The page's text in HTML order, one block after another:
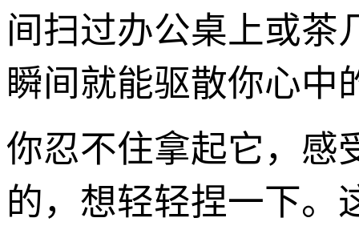
间扫过办公桌上或茶
瞬间就能驱散你心中
你忍不住拿起它，感
的，想轻轻捏一下。